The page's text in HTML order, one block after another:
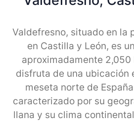
Valdefresno, situado en la
en Castilla y León, es
aproximadamente
disfruta de una ubicación
meseta norte de
caracterizado por su
llana y su clima